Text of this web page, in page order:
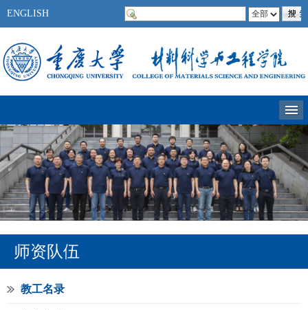
ENGLISH
师资队伍
教工名录